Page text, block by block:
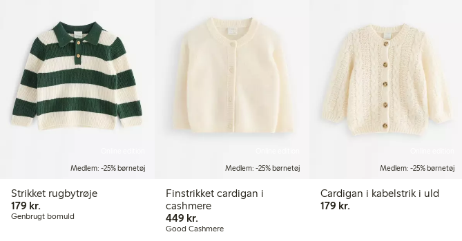
Medlem: -25% børnetøj
Strikket rugbytrøje
179 kr.
Genbrugt bomuld
Medlem: -25% børnetøj
Finstrikket cardigan i
cashmere
449 kr.
Good Cashmere
Medlem: -25% børnetøj
Cardigan i kabelstrik i uld
179 kr.